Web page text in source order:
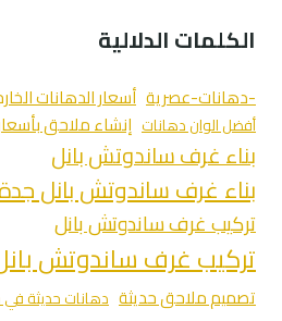
الكلمات الدلالية
-دهانات-عصرية أسعار الدهانات
أفضل الوان دهانات إنشاء ملاحق
بناء غرف ساندوتش بانل
بناء غرف ساندوتش بانل
تركيب غرف ساندوتش بانل
تركيب غرف ساندوتش
تصميم ملاحق حديثة دهانات حديثة